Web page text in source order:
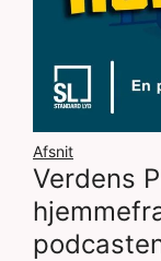
Afsnit
Verdens